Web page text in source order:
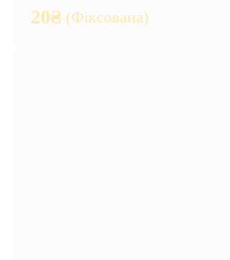
20₴ (Фіксована)